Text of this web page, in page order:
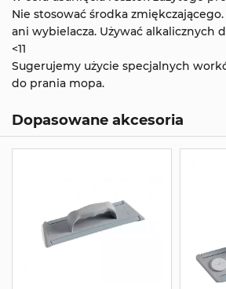
Nie stosować środka zmiękczającego.
ani wybielacza. Używać alkalicznych
<11
Sugerujemy użycie specjalnych
do prania mopa.
Dopasowane akcesoria